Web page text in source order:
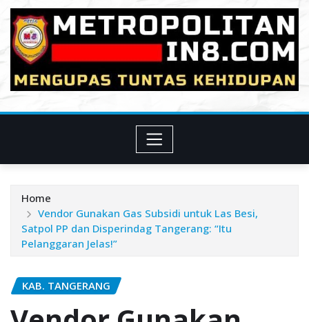
Home
Vendor Gunakan Gas Subsidi untuk Las Besi,
Satpol PP dan Disperindag Tangerang: “Itu
Pelanggaran Jelas!”
KAB. TANGERANG